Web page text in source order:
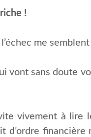
!
me
sans doute
vivement à
financière